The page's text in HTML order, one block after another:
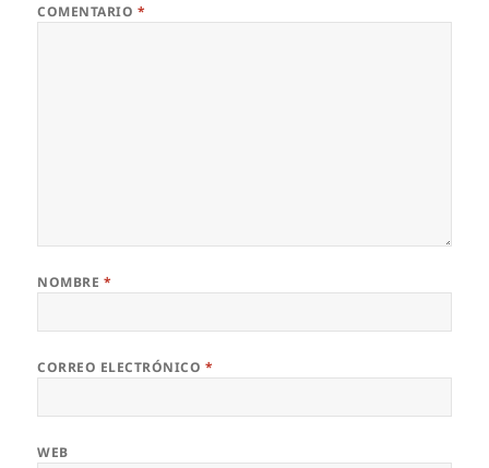
COMENTARIO *
NOMBRE *
CORREO ELECTRÓNICO *
WEB